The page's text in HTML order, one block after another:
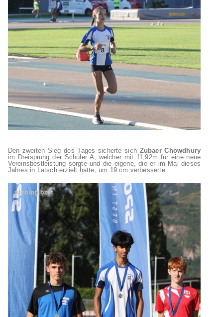
Den zweiten Sieg des Tages sicherte sich Zubaer Chowdhury
im Dreisprung der Schüler A, welcher mit 11,92m für eine neue
Vereinsbestleistung sorgte und die eigene, die er im Mai dieses
Jahres in Latsch erzielt hatte, um 19 cm verbesserte.